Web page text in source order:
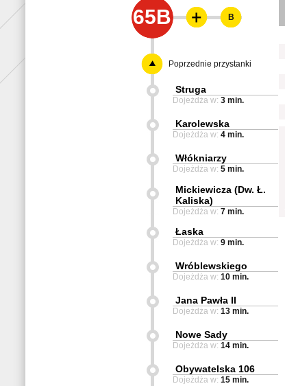
65B B
Poprzednie przystanki
Struga
Dojeżdża w: 3 min.
Karolewska
Dojeżdża w: 4 min.
Włókniarzy
Dojeżdża w: 5 min.
Mickiewicza (Dw. Ł.
Kaliska)
Dojeżdża w: 7 min.
Łaska
Dojeżdża w: 9 min.
Wróblewskiego
Dojeżdża w: 10 min.
Jana Pawła II
Dojeżdża w: 13 min.
Nowe Sady
Dojeżdża w: 14 min.
Obywatelska 106
Dojeżdża w: 15 min.